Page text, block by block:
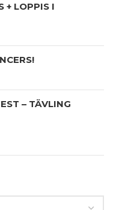
+ LOPPIS I
– TÄVLING